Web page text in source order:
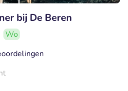
bij De Beren
Wo